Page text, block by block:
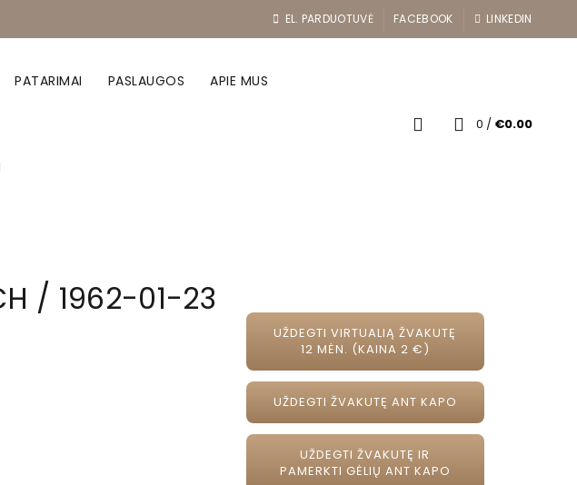
EL. PARDUOTUVĖ FACEBOOK LINKEDIN
PATARIMAI PASLAUGOS APIE MUS
0 / €0.00
/ 1962-01-23
UŽDEGTI VIRTUALIĄ ŽVAKUTĘ
12 MĖN. (KAINA 2 €)
UŽDEGTI ŽVAKUTĘ ANT KAPO
UŽDEGTI ŽVAKUTĘ IR
PAMERKTI GĖLIŲ ANT KAPO